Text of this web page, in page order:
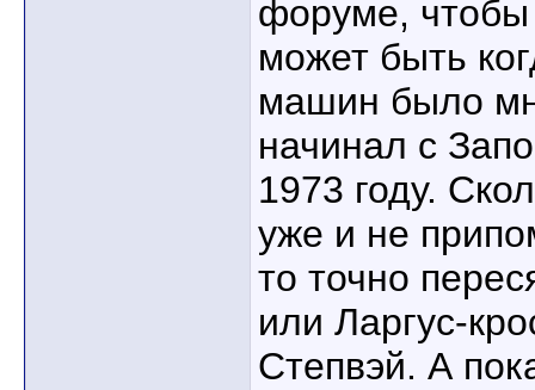
форуме, чтобы
может быть
машин было
начинал с
1973 году.
уже и не
то точно
или Ларгус-
Степвэй. А